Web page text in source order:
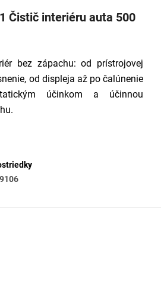
Čistič interiéru auta 500
bez zápachu: od prístrojovej
od displeja až po čalúnenie
účinkom a účinnou